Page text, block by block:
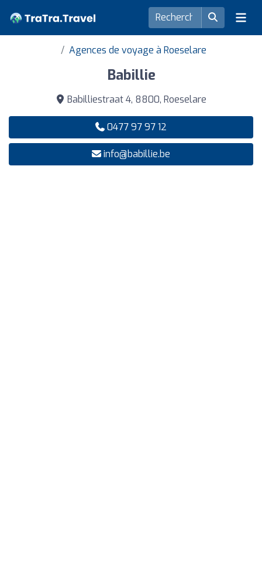
Agences de voyage à Roeselare
Babillie
Babilliestraat 4, 8800, Roeselare
0477 97 97 12
info@babillie.be